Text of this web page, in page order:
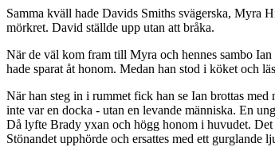
Samma kväll hade Davids Smiths svägerska, Myra
mörkret. David ställde upp utan att bråka.
När de väl kom fram till Myra och hennes sambo
hade sparat åt honom. Medan han stod i köket och
När han steg in i rummet fick han se Ian brottas
inte var en docka - utan en levande människa. En
Då lyfte Brady yxan och högg honom i huvudet. Det
Stönandet upphörde och ersattes med ett